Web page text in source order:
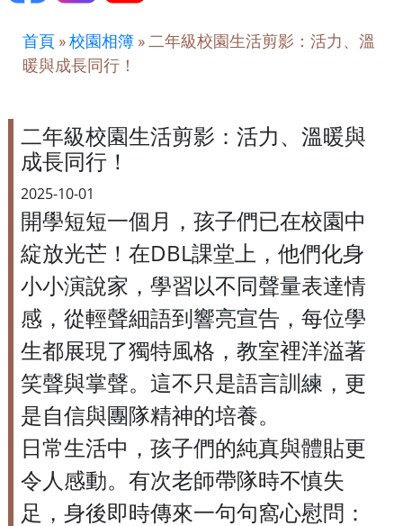
首頁 »校園相簿 »二年級校園生活剪影：活力、溫
暖與成長同行！
二年級校園生活剪影：活力、溫暖與
成長同行！
2025-10-01
開學短短一個月，孩子們已在校園中
綻放光芒！在DBL課堂上，他們化身
小小演說家，學習以不同聲量表達情
感，從輕聲細語到響亮宣告，每位學
生都展現了獨特風格，教室裡洋溢著
笑聲與掌聲。這不只是語言訓練，更
是自信與團隊精神的培養。
日常生活中，孩子們的純真與體貼更
令人感動。有次老師帶隊時不慎失
足，身後即時傳來一句句窩心慰問：